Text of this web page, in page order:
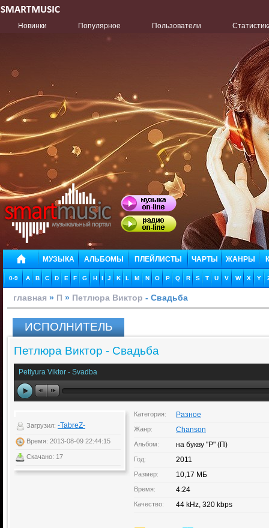
Новинки Популярное Пользователи
МУЗЫКА АЛЬБОМЫ ПЛЕЙЛИСТЫ ЧАРТЫ ЖАНРЫ
0-9 A B C D E F G H I J K L M N O P Q R S T U V W X Y
главная » П » Петлюра Виктор - Свадьба
ИСПОЛНИТЕЛЬ
Петлюра Виктор - Свадьба
Petlyura Viktor - Svadba
Загрузил: -TabreZ-
Время: 2013-08-09 22:44:15
Скачано: 17
Категория: Разное
Жанр: Chanson
Альбом: на букву "P" (П)
Год: 2011
Размер: 10,17 МБ
Время: 4:24
Качество: 44 kHz, 320 kbps